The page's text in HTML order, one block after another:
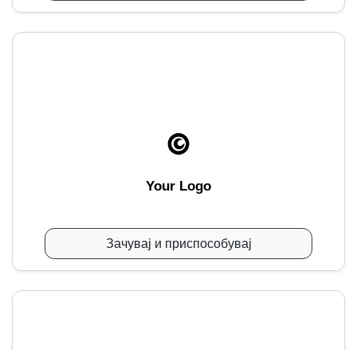
Your Logo
Зачувај и приспособувај